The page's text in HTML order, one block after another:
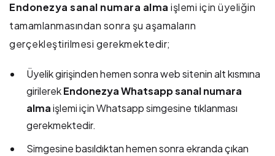
Endonezya sanal numara alma işlemi için üyeliğin
tamamlanmasından sonra şu aşamaların
gerçekleştirilmesi gerekmektedir;
Üyelik girişinden hemen sonra web sitenin alt kısmına
girilerekEndonezya Whatsapp sanal numara
almaişlemi için Whatsapp simgesine tıklanması
gerekmektedir.
Simgesine basıldıktan hemen sonra ekranda çıkan